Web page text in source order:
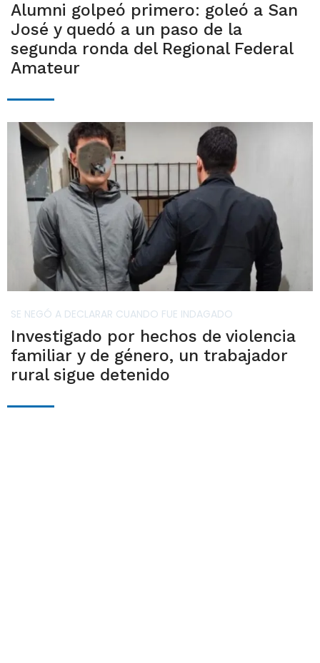
Alumni golpeó primero: goleó a San
José y quedó a un paso de la
segunda ronda del Regional Federal
Amateur
SE NEGÓ A DECLARAR CUANDO FUE INDAGADO
Investigado por hechos de violencia
familiar y de género, un trabajador
rural sigue detenido